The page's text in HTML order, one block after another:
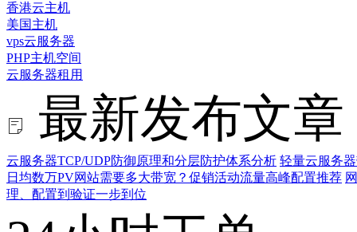
香港云主机
美国主机
vps云服务器
PHP主机空间
云服务器租用
最新发布文章
云服务器TCP/UDP防御原理和分层防护体系分析 轻量云服务
日均数万PV网站需要多大带宽？促销活动流量高峰配置推荐
理、配置到验证一步到位